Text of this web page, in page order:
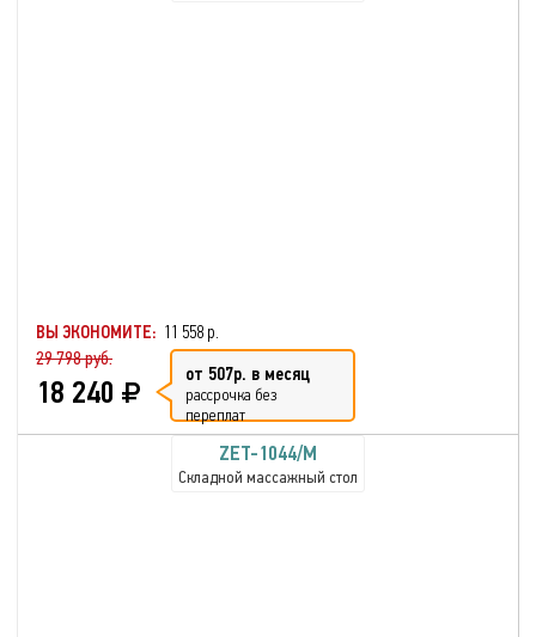
ВЫ ЭКОНОМИТЕ: 11 558 р.
29 798 руб.
18 240 от 507р. в месяц
рассрочка без
переплат
ZET-1044/M
Складной массажный стол